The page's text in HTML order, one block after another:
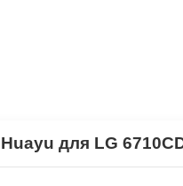
для LG